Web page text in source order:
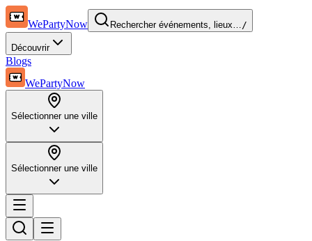
WePartyNow Rechercher événements, lieux…/
Découvrir
Blogs
WePartyNow
Sélectionner une ville
Sélectionner une ville